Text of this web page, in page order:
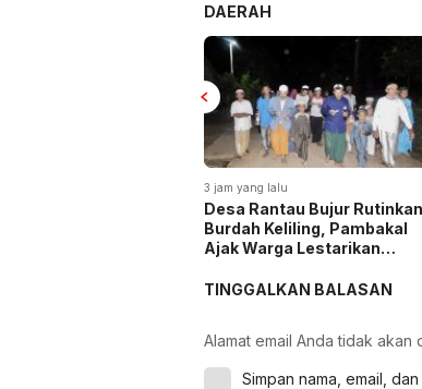
DAERAH
3 hari yang lalu
Polda Kalsel Musnahkan
172,4 Kg Sabu dan Ekstasi:
Selamatkan 863 Ribu Jiwa
4,3 Triliun
TINGGALKAN BALASAN
Alamat email Anda tidak akan
Simpan nama, email,